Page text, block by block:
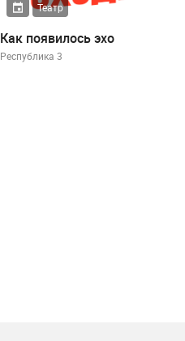
Театр
Как появилось эхо
Республика 3